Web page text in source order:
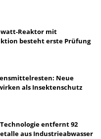
Reaktor mit
besteht erste Prüfung
Neue
als Insektenschutz
entfernt 92
aus Industrieabwasser